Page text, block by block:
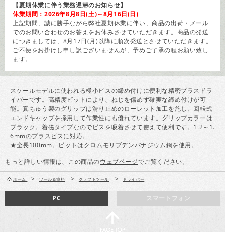
【夏期休業に伴う業務遅滞のお知らせ】
休業期間：2026年8月8日(土)～8月16日(日)
上記期間、誠に勝手ながら弊社夏期休業に伴い、商品の出荷・メール
でのお問い合わせのお答えをお休みさせていただきます。商品の発送
につきましては、8月17日(月)以降に順次発送とさせていただきます。
ご不便をお掛けし申し訳ございませんが、予めご了承の程お願い致し
ます。
スケールモデルに使われる極小ビスの締め付けに便利な精密プラスドラ
イバーです。高精度ビットにより、ねじを傷めず確実な締め付けが可
能。真ちゅう製のグリップは滑り止めのローレット加工を施し、回転式
エンドキャップを採用して作業性にも優れています。グリップカラーは
ブラック。着磁タイプなのでビスを吸着させて使えて便利です。1.2～1.
6mmのプラスビスに対応。
★全長100mm。ビットはクロムモリブデンバナジウム鋼を使用。
もっと詳しい情報は、この商品のウェブページでご覧ください。
ホーム > ツール＆塗料 > クラフトツール > ドライバー
スマートフォン
PC